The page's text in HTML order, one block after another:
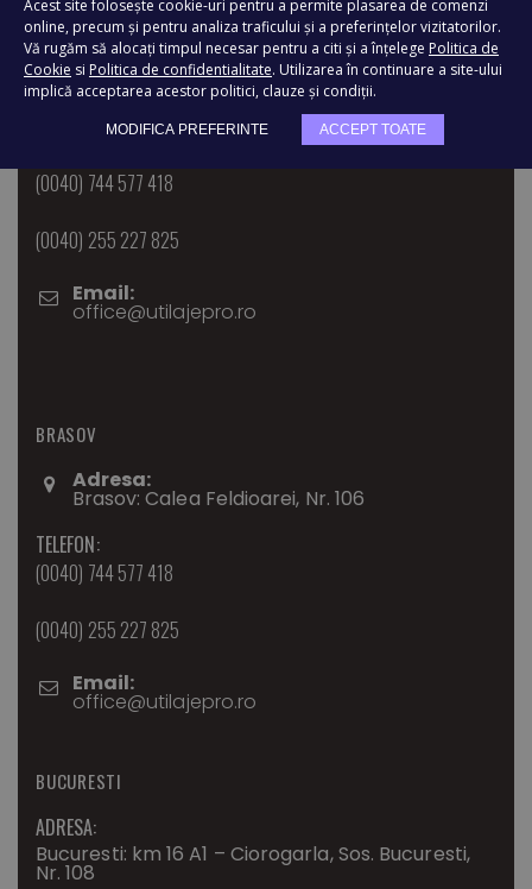
Acest site folosește cookie-uri pentru a permite plasarea de comenzi
online, precum și pentru analiza traficului și a preferințelor vizitatorilor.
Vă rugăm să alocați timpul necesar pentru a citi și a înțelege Politica de
Cookie si Politica de confidentialitate. Utilizarea în continuare a site-ului
implică acceptarea acestor politici, clauze și condiții.
MODIFICA PREFERINTE ACCEPT TOATE
TIMISOARA
Adresa:
Bvd. Ghioceilor, Nr.1, Dumbravita, TIMIS
(0040) 744 577 418
(0040) 255 227 825
Email:
office@utilajepro.ro
BRASOV
Adresa:
Brasov: Calea Feldioarei, Nr. 106
TELEFON:
(0040) 744 577 418
(0040) 255 227 825
Email:
office@utilajepro.ro
BUCURESTI
ADRESA:
Bucuresti: km 16 A1 – Ciorogarla, Sos. Bucuresti,
Nr. 108